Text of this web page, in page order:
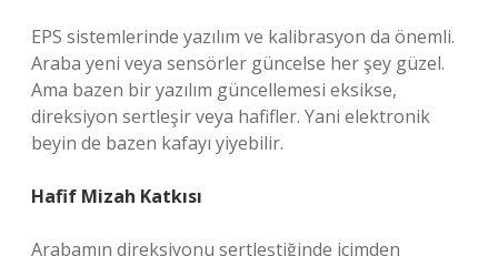
EPS sistemlerinde yazılım ve kalibrasyon da önemli.
Araba yeni veya sensörler güncelse her şey güzel.
Ama bazen bir yazılım güncellemesi eksikse,
direksiyon sertleşir veya hafifler. Yani elektronik
beyin de bazen kafayı yiyebilir.
Hafif Mizah Katkısı
Arabamın direksiyonu sertleştiğinde içimden